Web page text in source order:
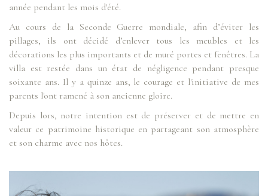
année pendant les mois d'été.
Au cours de la Seconde Guerre mondiale, afin d’éviter les
pillages, ils ont décidé d’enlever tous les meubles et les
décorations les plus importants et de muré portes et fenêtres. La
villa est restée dans un état de négligence pendant presque
soixante ans. Il y a quinze ans, le courage et l'initiative de mes
parents l'ont ramené à son ancienne gloire.
Depuis lors, notre intention est de préserver et de mettre en
valeur ce patrimoine historique en partageant son atmosphère
et son charme avec nos hôtes.